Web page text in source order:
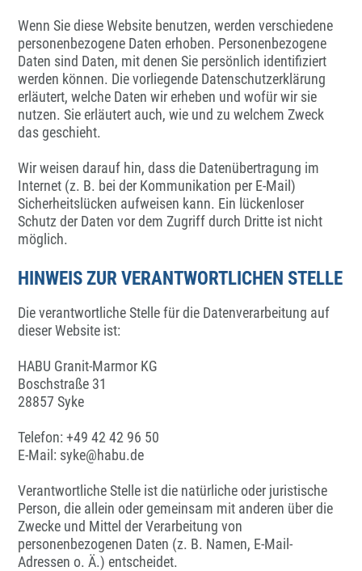
Wenn Sie diese Website benutzen, werden verschiedene
personenbezogene Daten erhoben. Personenbezogene
Daten sind Daten, mit denen Sie persönlich identifiziert
werden können. Die vorliegende Datenschutzerklärung
erläutert, welche Daten wir erheben und wofür wir sie
nutzen. Sie erläutert auch, wie und zu welchem Zweck
das geschieht.
Wir weisen darauf hin, dass die Datenübertragung im
Internet (z. B. bei der Kommunikation per E-Mail)
Sicherheitslücken aufweisen kann. Ein lückenloser
Schutz der Daten vor dem Zugriff durch Dritte ist nicht
möglich.
HINWEIS ZUR VERANTWORTLICHEN STELLE
Die verantwortliche Stelle für die Datenverarbeitung auf
dieser Website ist:
HABU Granit-Marmor KG
Boschstraße 31
28857 Syke
Telefon: +49 42 42 96 50
E-Mail: syke@habu.de
Verantwortliche Stelle ist die natürliche oder juristische
Person, die allein oder gemeinsam mit anderen über die
Zwecke und Mittel der Verarbeitung von
personenbezogenen Daten (z. B. Namen, E-Mail-
Adressen o. Ä.) entscheidet.